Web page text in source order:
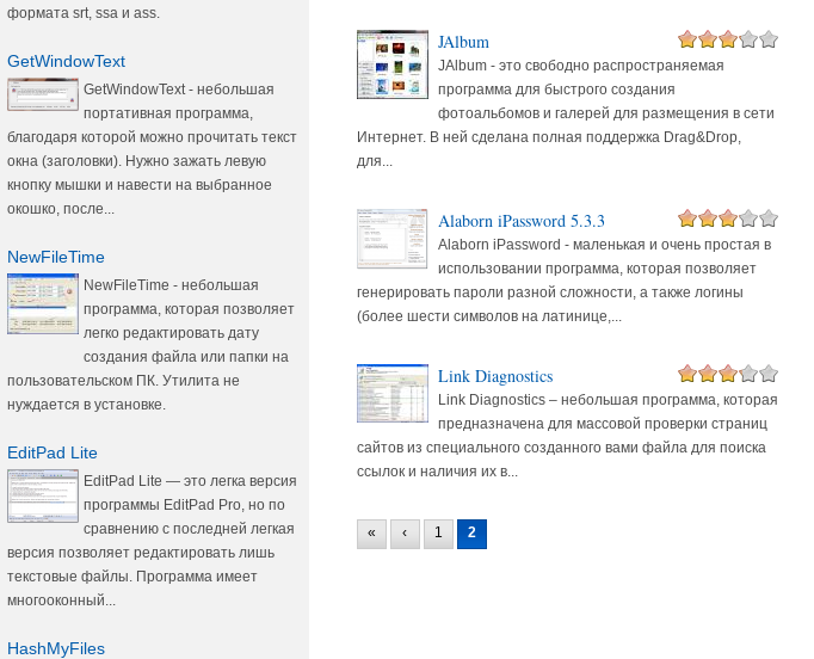
формата srt, ssa и ass.
GetWindowText
GetWindowText - небольшая
портативная программа,
благодаря которой можно прочитать текст
окна (заголовки). Нужно зажать левую
кнопку мышки и навести на выбранное
окошко, после...
NewFileTime
NewFileTime - небольшая
программа, которая позволяет
легко редактировать дату
создания файла или папки на
пользовательском ПК. Утилита не
нуждается в установке.
EditPad Lite
EditPad Lite — это легка версия
программы EditPad Pro, но по
сравнению с последней легкая
версия позволяет редактировать лишь
текстовые файлы. Программа имеет
многооконный...
HashMyFiles
JAlbum
JAlbum - это свободно распространяемая
программа для быстрого создания
фотоальбомов и галерей для размещения в сети
Интернет. В ней сделана полная поддержка Drag&Drop,
для...
Alaborn iPassword 5.3.3
Alaborn iPassword - маленькая и очень простая в
использовании программа, которая позволяет
генерировать пароли разной сложности, а также логины
(более шести символов на латинице,...
Link Diagnostics
Link Diagnostics – небольшая программа, которая
предназначена для массовой проверки страниц
сайтов из специального созданного вами файла для поиска
ссылок и наличия их в...
« ‹ 1 2